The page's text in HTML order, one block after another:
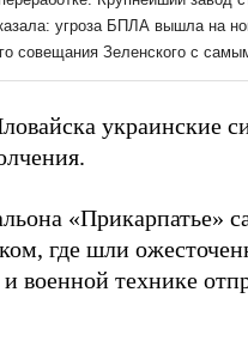
украинские
«Прикарпатье»
где шли
военной технике